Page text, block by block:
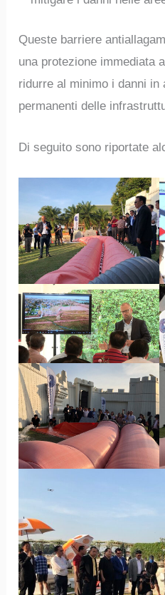
Queste barriere
una protezione immediata
ridurre al minimo i danni in
permanenti delle
Di seguito sono riportate